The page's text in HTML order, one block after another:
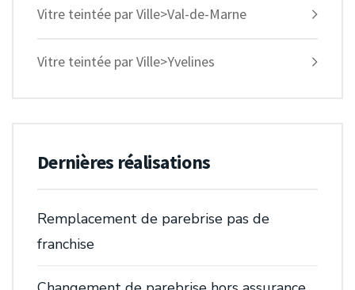
Vitre teintée par Ville>Val-de-Marne
Vitre teintée par Ville>Yvelines
Dernières réalisations
Remplacement de parebrise pas de
franchise